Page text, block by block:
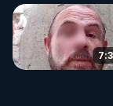
🌱 LA
Pour obtenir